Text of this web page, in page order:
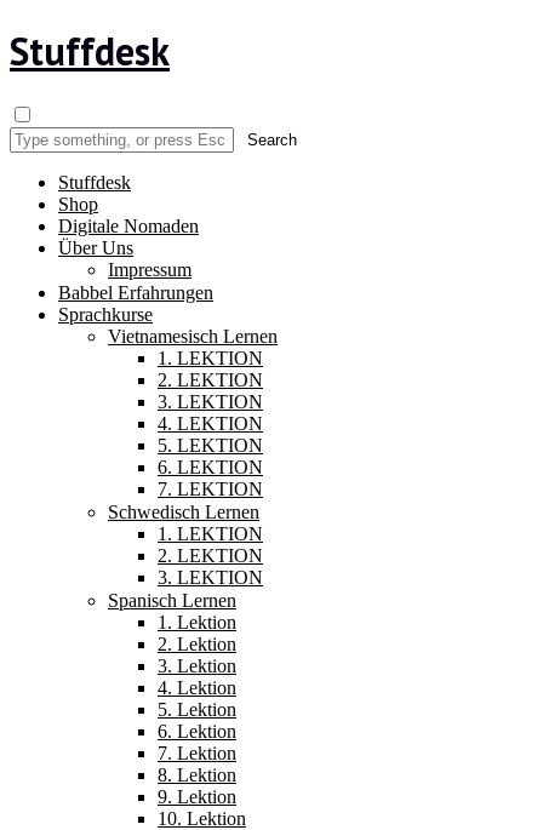
Stuffdesk
Stuffdesk
Shop
Digitale Nomaden
Über Uns
Impressum
Babbel Erfahrungen
Sprachkurse
Vietnamesisch Lernen
1. LEKTION
2. LEKTION
3. LEKTION
4. LEKTION
5. LEKTION
6. LEKTION
7. LEKTION
Schwedisch Lernen
1. LEKTION
2. LEKTION
3. LEKTION
Spanisch Lernen
1. Lektion
2. Lektion
3. Lektion
4. Lektion
5. Lektion
6. Lektion
7. Lektion
8. Lektion
9. Lektion
10. Lektion